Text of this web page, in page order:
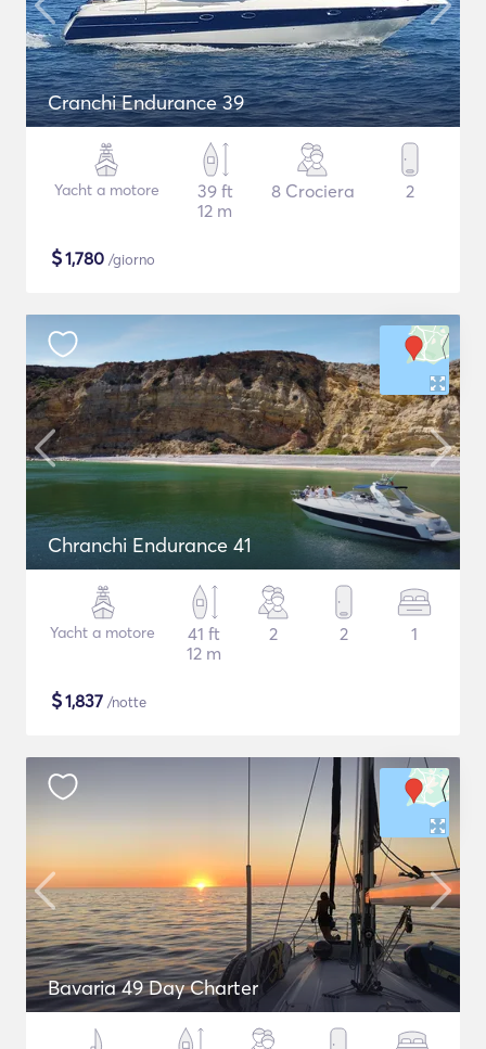
Cranchi Endurance 39
Yacht a motore
39 ft
12 m
8 Crociera 2
$1,780 /giorno
Chranchi Endurance 41
Yacht a motore
41 ft
12 m
2 2 1
$1,837 /notte
Bavaria 49 Day Charter